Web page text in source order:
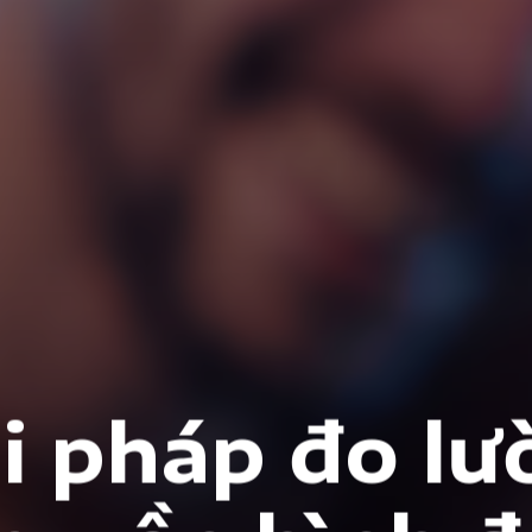
pháp đo